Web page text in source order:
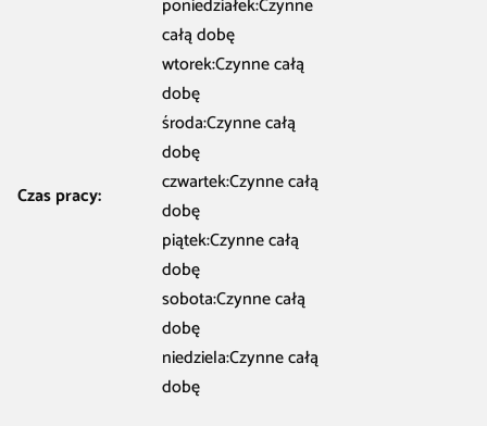
Czas pracy:
poniedziałek:Czynne
całą dobę
wtorek:Czynne całą
dobę
środa:Czynne całą
dobę
czwartek:Czynne całą
dobę
piątek:Czynne całą
dobę
sobota:Czynne całą
dobę
niedziela:Czynne całą
dobę